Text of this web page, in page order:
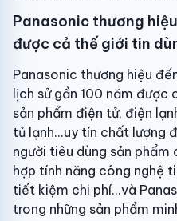
Panasonic thương
được cả thế giới tin
Panasonic thương hiệu
lịch sử gần 100 năm
sản phẩm điện tử, điện
tủ lạnh...uy tín chất lượng
người tiêu dùng sản
hợp tính năng công nghệ
tiết kiệm chi phí...và
trong những sản phẩm